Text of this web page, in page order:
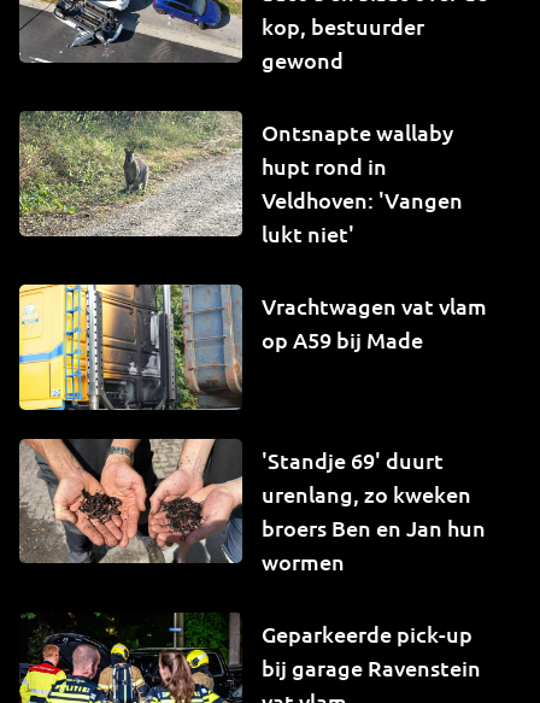
kop, bestuurder
gewond
Ontsnapte wallaby
hupt rond in
Veldhoven: 'Vangen
lukt niet'
Vrachtwagen vat vlam
op A59 bij Made
'Standje 69' duurt
urenlang, zo kweken
broers Ben en Jan hun
wormen
Geparkeerde pick-up
bij garage Ravenstein